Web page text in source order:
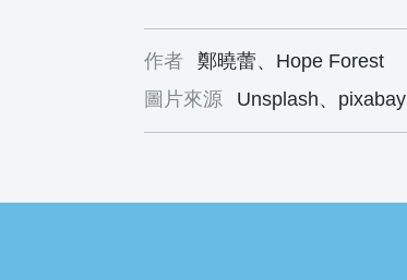
作者
鄭曉蕾、Hope Forest
圖片來源
Unsplash、pixabay